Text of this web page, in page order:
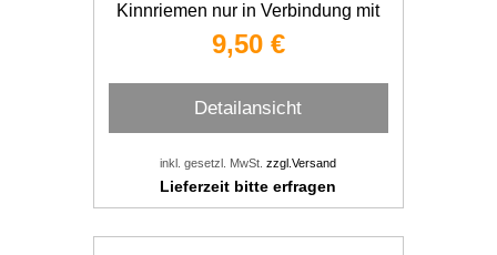
Kinnriemen nur in Verbindung mit
Hutbestellung
9,50 €
Detailansicht
inkl. gesetzl. MwSt.zzgl.Versand
Lieferzeit bitte erfragen